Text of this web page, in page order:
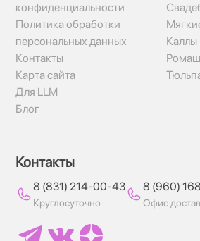
конфиденциальности
Политика обработки
персональных данных
Контакты
Карта сайта
Для LLM
Блог
Каллы
Контакты
8 (831) 214-00-43
Круглосуточно
8 (960)
Офис